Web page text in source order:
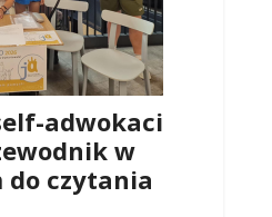
adwokaci
w
do czytania